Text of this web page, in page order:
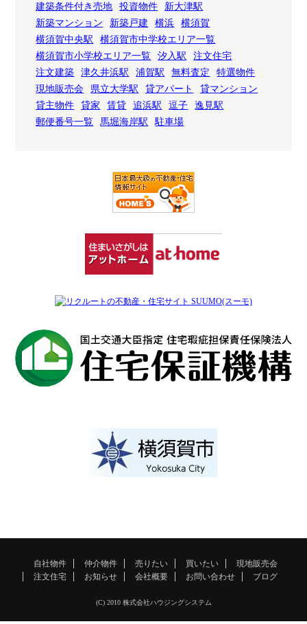
建築条件付き売地
投資物件
新大津駅
新築マンション
新築戸建 横浜
横須賀
横須賀中央駅
横須賀市中学校エリア一覧
横須賀市小学校エリア一覧
汐入駅
注文住宅
注文建築
津久井浜駅 浦賀駅 無料査定
特選物件
現地販売会
県立大学駅 貸アパート
貸マンション
貸主物件
貸家 賃貸 追浜駅 逗子
逸見駅
郵便番号一覧
馬堀海岸駅 駐車場
自社物件 仲介物件 売りたい 買いたい
現地販売会
注文住宅
お知らせ 会社概要 お問い合わせ ブログ
(C) 2010 株式会社ハウジングシステム